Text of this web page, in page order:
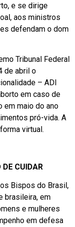
e se dirige
aos ministros
defendam o dom
Tribunal Federal
de abril o
– ADI
em caso de
em maio do ano
pró-vida. A
virtual.
DE CUIDAR
Bispos do Brasil,
brasileira, em
e mulheres
em defesa